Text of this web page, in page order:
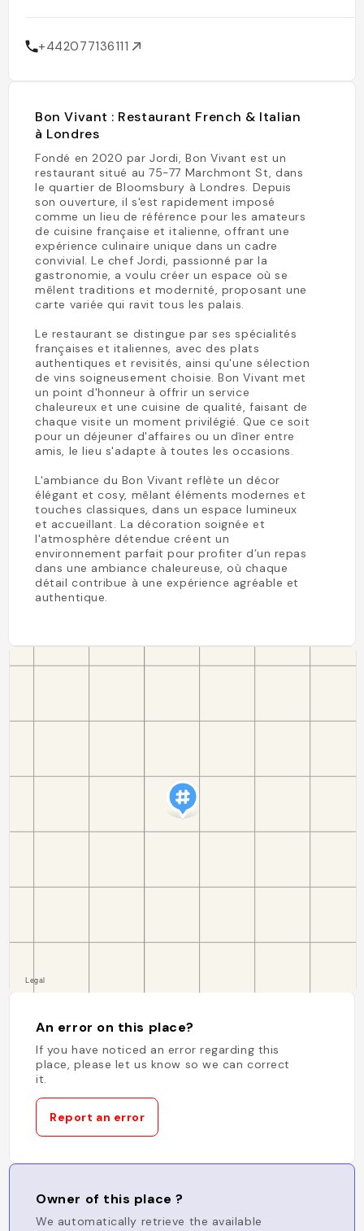
+442077136111
Bon Vivant : Restaurant French & Italian
à Londres
Fondé en 2020 par Jordi, Bon Vivant est un
restaurant situé au 75-77 Marchmont St, dans
le quartier de Bloomsbury à Londres. Depuis
son ouverture, il s'est rapidement imposé
comme un lieu de référence pour les amateurs
de cuisine française et italienne, offrant une
expérience culinaire unique dans un cadre
convivial. Le chef Jordi, passionné par la
gastronomie, a voulu créer un espace où se
mêlent traditions et modernité, proposant une
carte variée qui ravit tous les palais.
Le restaurant se distingue par ses spécialités
françaises et italiennes, avec des plats
authentiques et revisités, ainsi qu'une sélection
de vins soigneusement choisie. Bon Vivant met
un point d'honneur à offrir un service
chaleureux et une cuisine de qualité, faisant de
chaque visite un moment privilégié. Que ce soit
pour un déjeuner d'affaires ou un dîner entre
amis, le lieu s'adapte à toutes les occasions.
L'ambiance du Bon Vivant reflète un décor
élégant et cosy, mêlant éléments modernes et
touches classiques, dans un espace lumineux
et accueillant. La décoration soignée et
l'atmosphère détendue créent un
environnement parfait pour profiter d’un repas
dans une ambiance chaleureuse, où chaque
détail contribue à une expérience agréable et
authentique.
An error on this place?
If you have noticed an error regarding this
place, please let us know so we can correct
it.
Report an error
Owner of this place ?
We automatically retrieve the available